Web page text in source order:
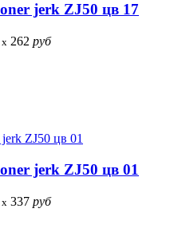
jerk ZJ50 цв 17
x 262 руб
jerk ZJ50 цв 01
x 337 руб